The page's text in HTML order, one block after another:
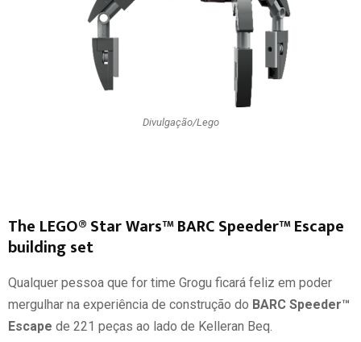
Divulgação/Lego
The LEGO® Star Wars™ BARC Speeder™ Escape
building set
Qualquer pessoa que for time Grogu ficará feliz em poder
mergulhar na experiência de construção do BARC Speeder™
Escape de 221 peças ao lado de Kelleran Beq.